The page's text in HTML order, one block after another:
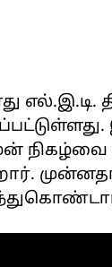
எல்.இ.டி.
நிகழ்வை